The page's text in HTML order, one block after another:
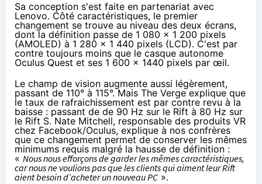
Sa conception s'est faite en partenariat avec
Lenovo. Côté caractéristiques, le premier
changement se trouve au niveau des deux écrans,
dont la définition passe de 1 080 x 1 200 pixels
(AMOLED) à 1 280 x 1 440 pixels (LCD). C'est par
contre toujours moins que le casque autonome
Oculus Quest et ses 1 600 x 1440 pixels par œil.
Le champ de vision augmente aussi légèrement,
passant de 110° à 115°. Mais The Verge explique que
le taux de rafraichissement est par contre revu à la
baisse : passant de de 90 Hz sur le Rift à 80 Hz sur
le Rift S. Nate Mitchell, responsable des produits VR
chez Facebook/Oculus, explique à nos confrères
que ce changement permet de conserver les mêmes
minimums requis malgré la hausse de définition :
« Nous nous efforçons de garder les mêmes caractéristiques,
car nous ne voulions pas que les clients qui aiment leur Rift
aient besoin d’acheter un nouveau PC ».